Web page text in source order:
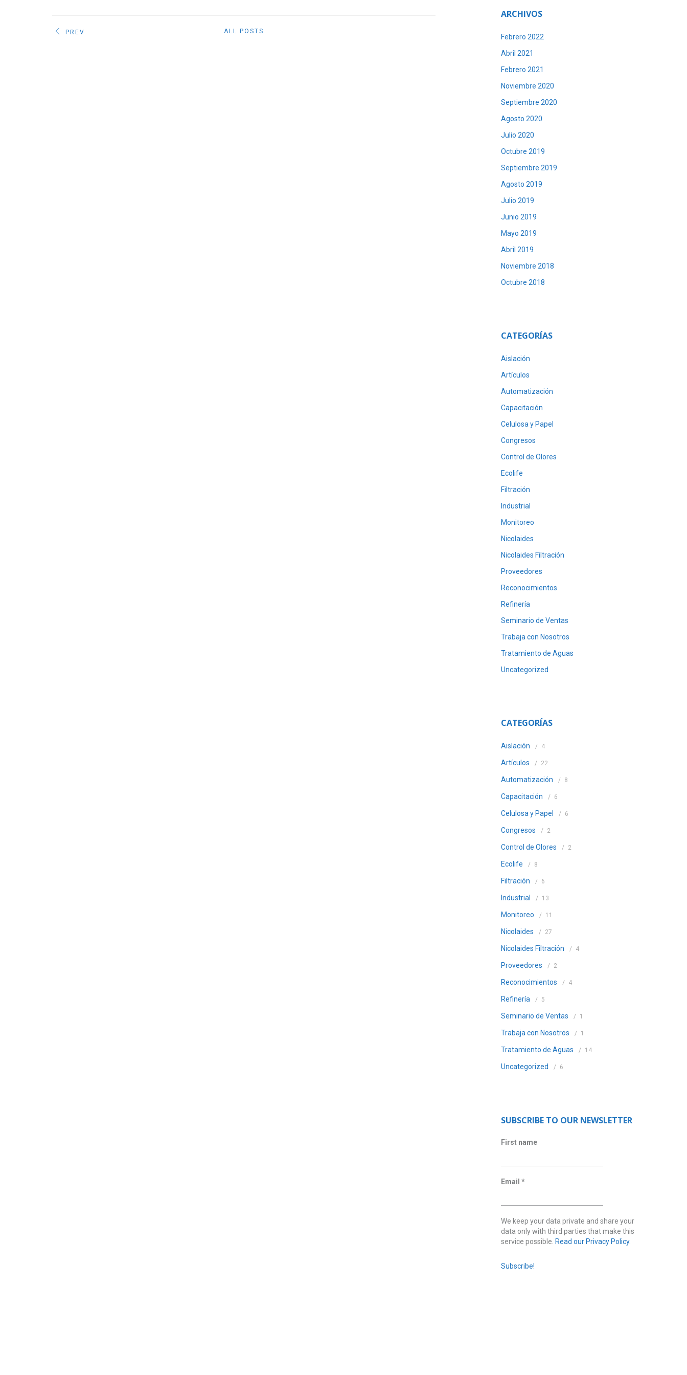
PREV ALL POSTS
ARCHIVOS
Febrero 2022
Abril 2021
Febrero 2021
Noviembre 2020
Septiembre 2020
Agosto 2020
Julio 2020
Octubre 2019
Septiembre 2019
Agosto 2019
Julio 2019
Junio 2019
Mayo 2019
Abril 2019
Noviembre 2018
Octubre 2018
CATEGORÍAS
Aislación
Artículos
Automatización
Capacitación
Celulosa y Papel
Congresos
Control de Olores
Ecolife
Filtración
Industrial
Monitoreo
Nicolaides
Nicolaides Filtración
Proveedores
Reconocimientos
Refinería
Seminario de Ventas
Trabaja con Nosotros
Tratamiento de Aguas
Uncategorized
CATEGORÍAS
Aislación 4
Artículos 22
Automatización 8
Capacitación 6
Celulosa y Papel 6
Congresos 2
Control de Olores 2
Ecolife 8
Filtración 6
Industrial 13
Monitoreo 11
Nicolaides 27
Nicolaides Filtración 4
Proveedores 2
Reconocimientos 4
Refinería 5
Seminario de Ventas 1
Trabaja con Nosotros 1
Tratamiento de Aguas 14
Uncategorized 6
SUBSCRIBE TO OUR NEWSLETTER
First name
Email *
We keep your data private and share your
data only with third parties that make this
service possible. Read our Privacy Policy.